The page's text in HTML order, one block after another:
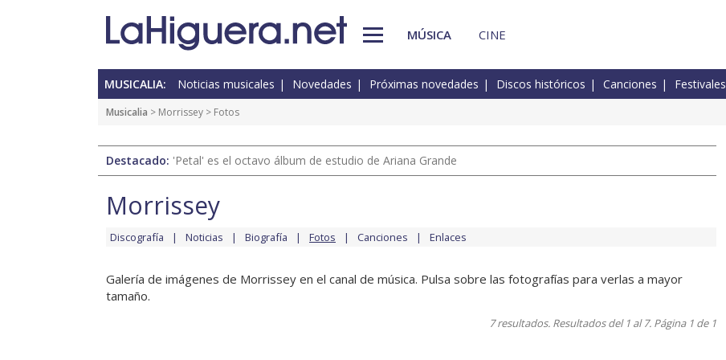
MÚSICA CINE
MUSICALIA: Noticias musicales Novedades Próximas novedades Discos históricos Canciones Festivales
Musicalia > Morrissey > Fotos
Destacado: 'Petal' es el octavo álbum de estudio de Ariana Grande
Morrissey
Discografía Noticias Biografía Fotos Canciones Enlaces
Galería de imágenes de Morrissey en el canal de música. Pulsa sobre las fotografías para verlas a mayor
tamaño.
7 resultados. Resultados del 1 al 7. Página 1 de 1